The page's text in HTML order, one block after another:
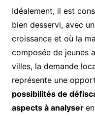
Idéalement, il est
bien desservi, avec
croissance et où la
composée de jeunes
villes, la demande
représente une
possibilités de
aspects à analyser